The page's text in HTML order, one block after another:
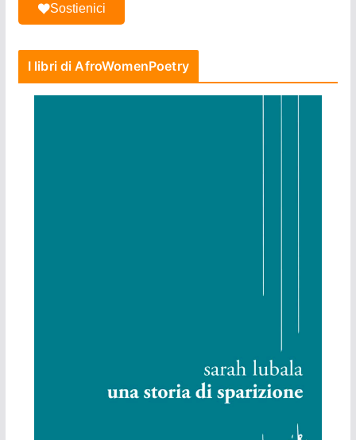
Sostienici
I libri di AfroWomenPoetry